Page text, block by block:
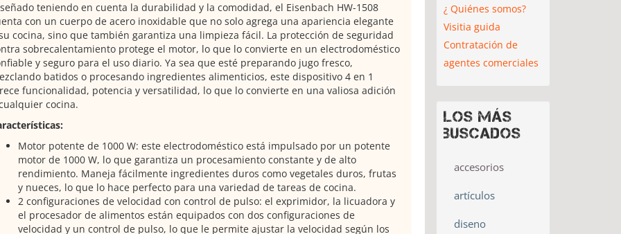
teniendo en cuenta la durabilidad y la comodidad, el Eisenbach HW-1508
con un cuerpo de acero inoxidable que no solo agrega una apariencia elegante
cocina, sino que también garantiza una limpieza fácil. La protección de seguridad
sobrecalentamiento protege el motor, lo que lo convierte en un electrodoméstico
y seguro para el uso diario. Ya sea que esté preparando jugo fresco,
batidos o procesando ingredientes alimenticios, este dispositivo 4 en 1
funcionalidad, potencia y versatilidad, lo que lo convierte en una valiosa adición
cocina.
Motor potente de 1000 W: este electrodoméstico está impulsado por un potente
motor de 1000 W, lo que garantiza un procesamiento constante y de alto
rendimiento. Maneja fácilmente ingredientes duros como vegetales duros, frutas
y nueces, lo que lo hace perfecto para una variedad de tareas de cocina.
2 configuraciones de velocidad con control de pulso: el exprimidor, la licuadora y
el procesador de alimentos están equipados con dos configuraciones de
velocidad y un control de pulso, lo que le permite ajustar la velocidad según los
¿ Quiénes somos?
Visitia guida
Contratación de
agentes comerciales
Los más
buscados
accesorios
artículos
diseno